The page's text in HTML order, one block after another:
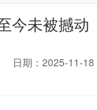
今未被撼动
日期：2025-11-18